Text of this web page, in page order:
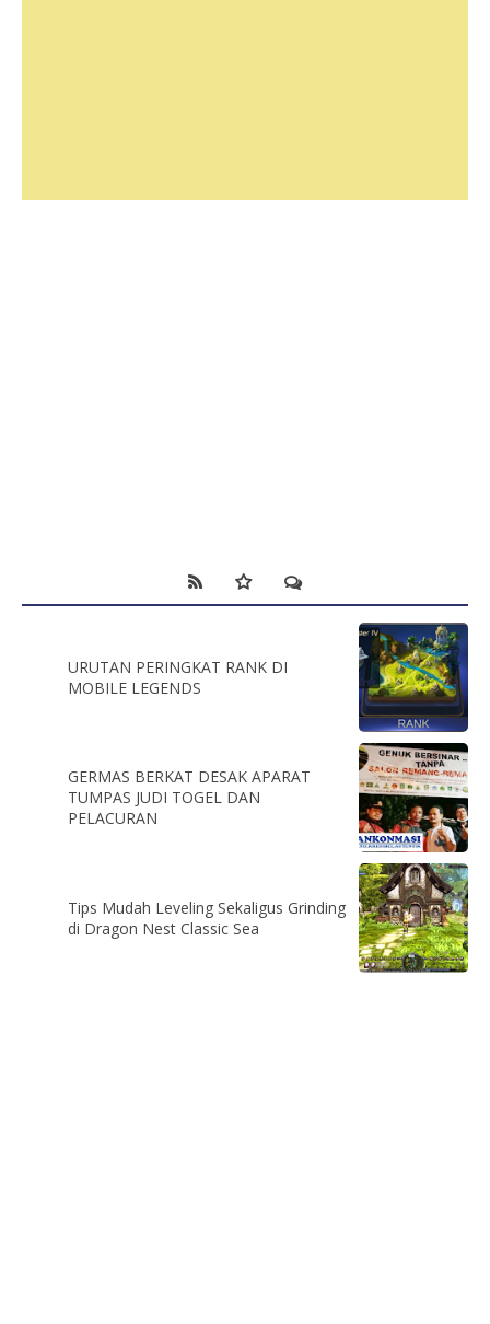
URUTAN PERINGKAT RANK DI
MOBILE LEGENDS
GERMAS BERKAT DESAK APARAT
TUMPAS JUDI TOGEL DAN
PELACURAN
Tips Mudah Leveling Sekaligus Grinding
di Dragon Nest Classic Sea